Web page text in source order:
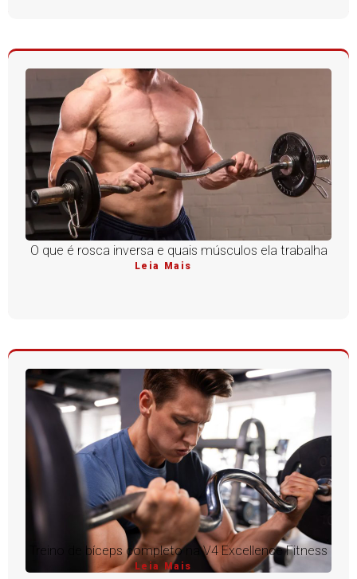
O que é rosca inversa e quais músculos ela trabalha
Leia Mais
Treino de bíceps completo na V4 Excellence Fitness
Leia Mais